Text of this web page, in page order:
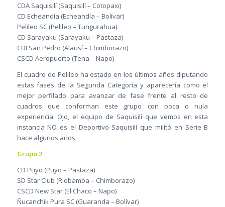
CDA Saquisilí (Saquisilí – Cotopaxi)
CD Echeandía (Echeandía – Bolívar)
Pelileo SC (Pelileo – Tungurahua)
CD Sarayaku (Sarayaku – Pastaza)
CDI San Pedro (Alausí – Chimborazo)
CSCD Aeropuerto (Tena – Napo)
El cuadro de Pelileo ha estado en los últimos años diputando
estas fases de la Segunda Categoría y aparecería como el
mejor perfilado para avanzar de fase frente al resto de
cuadros que conforman este grupo con poca o nula
experiencia. Ojo, el equipo de Saquisilí que vemos en esta
instancia NO es el Deportivo Saquisilí que militó en Serie B
hace algunos años.
Grupo 2
CD Puyo (Puyo – Pastaza)
SD Star Club (Riobamba – Chimborazo)
CSCD New Star (El Chaco – Napo)
Ñucanchik Pura SC (Guaranda – Bolívar)